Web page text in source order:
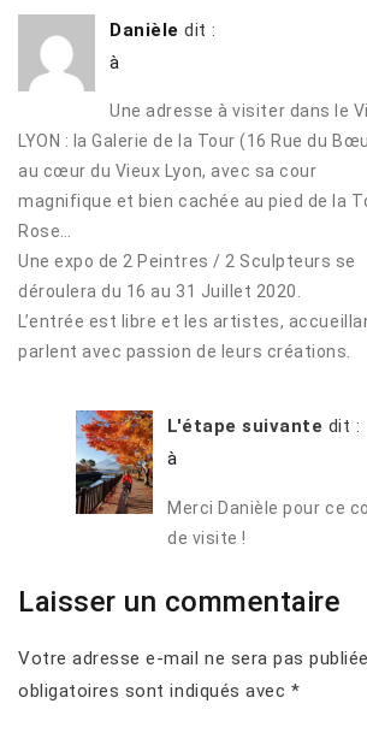
Danièle dit :
à
Une adresse à visiter dans le
LYON : la Galerie de la Tour (16 Rue du
au cœur du Vieux Lyon, avec sa cour
magnifique et bien cachée au pied de la
Rose…
Une expo de 2 Peintres / 2 Sculpteurs se
déroulera du 16 au 31 Juillet 2020.
L’entrée est libre et les artistes,
parlent avec passion de leurs créations.
L'étape suivante dit :
à
Merci Danièle pour ce
de visite !
Laisser un commentaire
Votre adresse e-mail ne sera pas
obligatoires sont indiqués avec *